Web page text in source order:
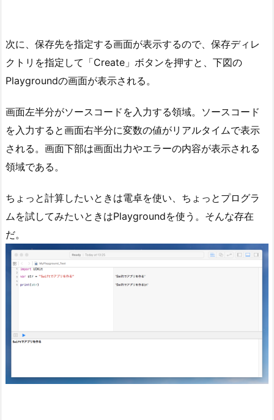
次に、保存先を指定する画面が表示するので、保存ディレ
クトリを指定して「Create」ボタンを押すと、下図の
Playgroundの画面が表示される。
画面左半分がソースコードを入力する領域。ソースコード
を入力すると画面右半分に変数の値がリアルタイムで表示
される。画面下部は画面出力やエラーの内容が表示される
領域である。
ちょっと計算したいときは電卓を使い、ちょっとプログラ
ムを試してみたいときはPlaygroundを使う。そんな存在
だ。